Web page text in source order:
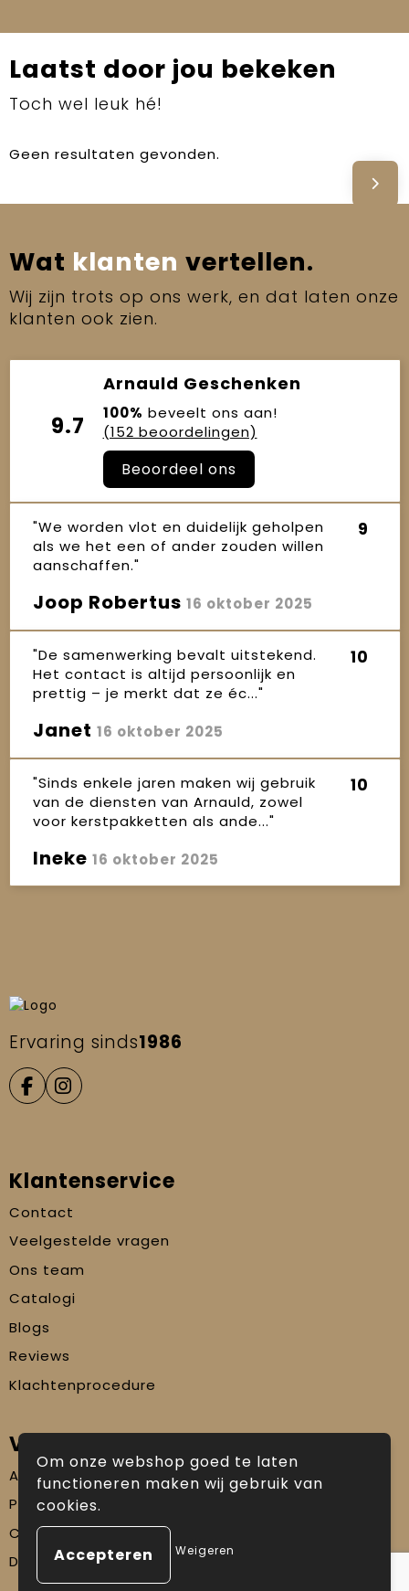
Laatst door jou bekeken
Toch wel leuk hé!
Geen resultaten gevonden.
Wat klanten vertellen.
Wij zijn trots op ons werk, en dat laten onze
klanten ook zien.
9.7
Arnauld Geschenken
100% beveelt ons aan!
(152 beoordelingen)
Beoordeel ons
"We worden vlot en duidelijk geholpen
als we het een of ander zouden willen
aanschaffen."
9
Joop Robertus 16 oktober 2025
"De samenwerking bevalt uitstekend.
Het contact is altijd persoonlijk en
prettig – je merkt dat ze éc..."
10
Janet 16 oktober 2025
"Sinds enkele jaren maken wij gebruik
van de diensten van Arnauld, zowel
voor kerstpakketten als ande..."
10
Ineke 16 oktober 2025
Ervaring sinds1986
Klantenservice
Contact
Veelgestelde vragen
Ons team
Catalogi
Blogs
Reviews
Klachtenprocedure
Veilig winkelen
Algemene voorwaarden
Privacyverklaring
Cookiebeleid
Disclaimer
Om onze webshop goed te laten
functioneren maken wij gebruik van
cookies.
Weigeren